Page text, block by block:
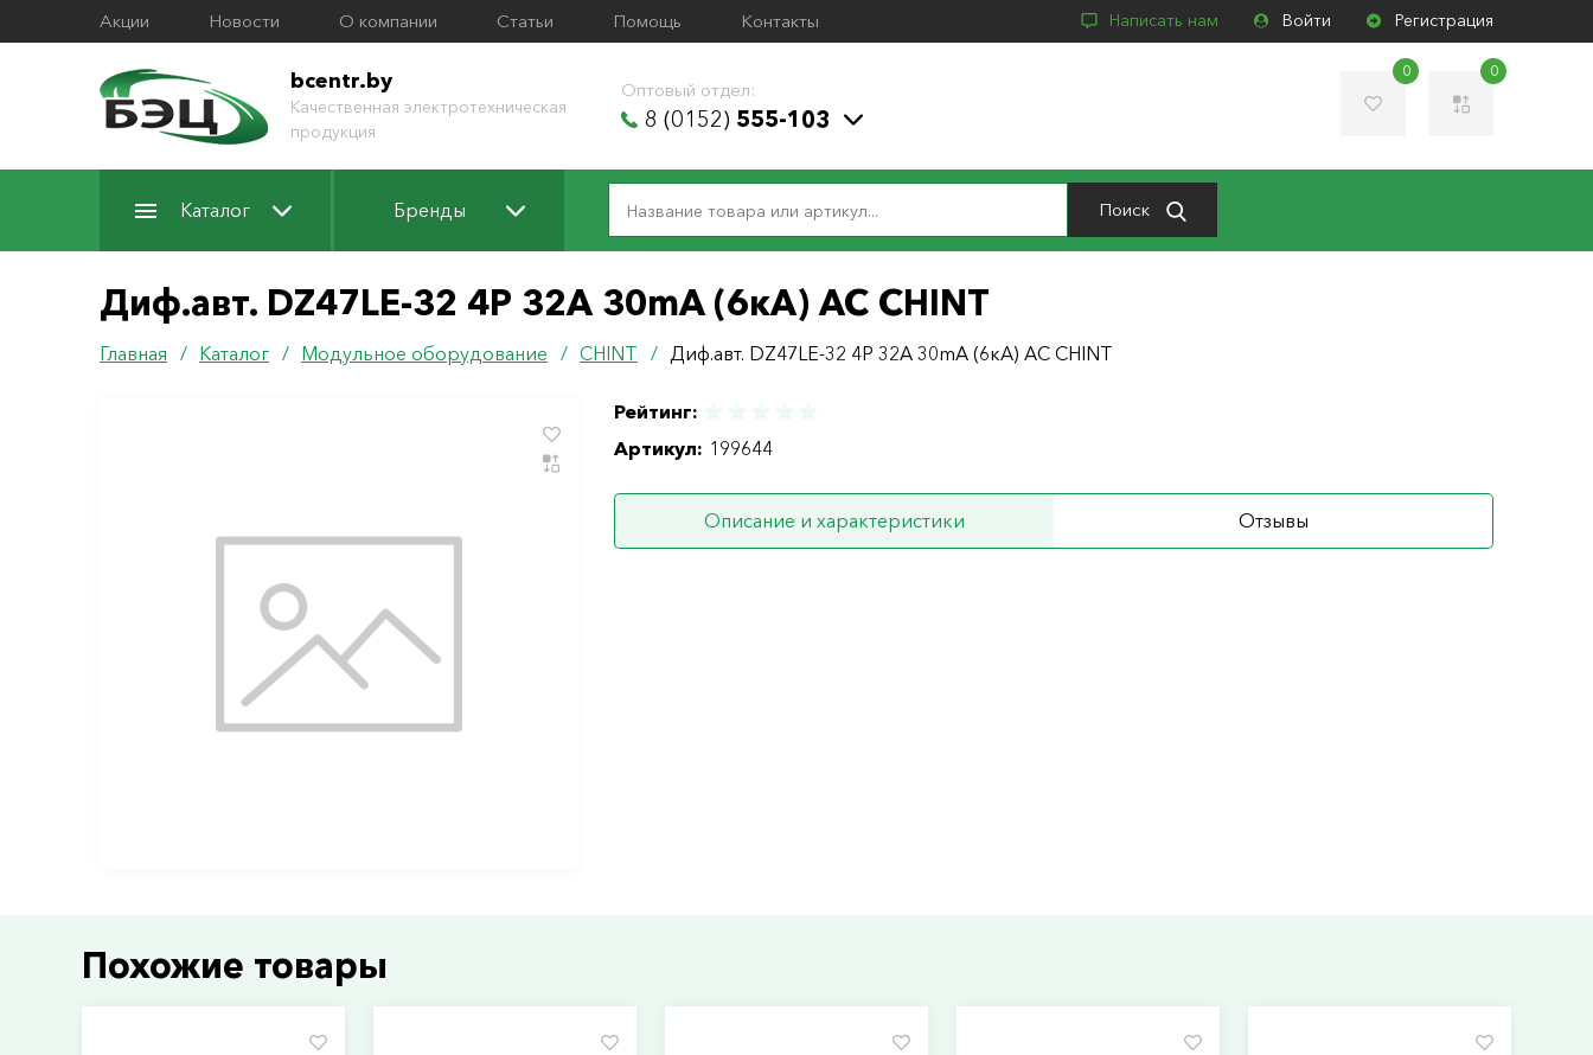
Акции Новости О компании Статьи Помощь Контакты Написать нам Войти Регистрация
bcentr.by
Качественная электротехническая
продукция
Оптовый отдел:
8 (0152) 555-103
0 0
Каталог Бренды Поиск
Диф.авт. DZ47LE-32 4P 32А 30mA (6кА) АС CHINT
Главная / Каталог / Модульное оборудование / CHINT / Диф.авт. DZ47LE-32 4P 32А 30mA (6кА) АС CHINT
Рейтинг:
Артикул: 199644
Описание и характеристики Отзывы
Похожие товары